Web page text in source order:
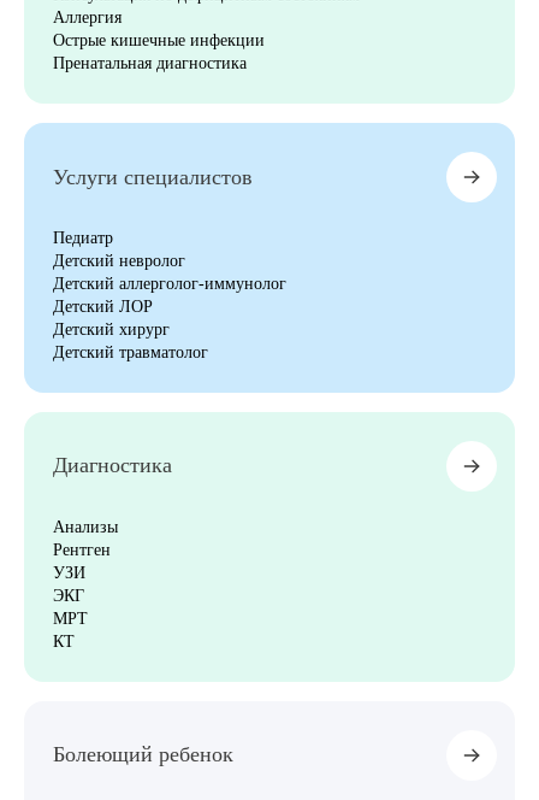
8 (863) 309-05-06
ЗАКАЗАТЬ ЗВОНОК
ЗАПИСЬ ОНЛАЙН
Аллергия
Острые кишечные инфекции
Пренатальная диагностика
Услуги специалистов
Педиатр
Детский невролог
Детский аллерголог-иммунолог
Детский ЛОР
Детский хирург
Детский травматолог
Диагностика
Анализы
Рентген
УЗИ
ЭКГ
МРТ
КТ
Болеющий ребенок